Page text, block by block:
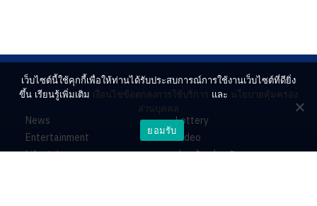
News
Entertainment
Lifestyle
Lottery
Video
ร่วมด้วยช่วยกัน
เว็บไซต์นี้ใช้คุกกี้เพื่อให้ท่านได้รับประสบการณ์การใช้งานเว็บไซต์ที่ดียิ่ง
ขึ้น เรียนรู้เพิ่มเติม เงื่อนไขข้อตกลงการใช้บริการ และ นโยบายคุ้มครอง
ส่วนบุคคล
ยอมรับ